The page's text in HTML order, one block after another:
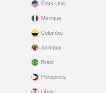
États-Unis
Mexique
Colombie
Animaux
Brésil
Philippines
Liban